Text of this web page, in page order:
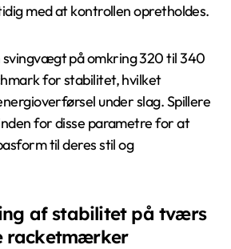
med at kontrollen opretholdes.
svingvægt på omkring 320 til 340
for stabilitet, hvilket
under slag. Spillere
for disse parametre for at
til deres stil og
af stabilitet på tværs
racketmærker